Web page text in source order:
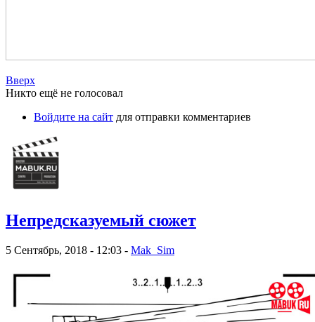
Вверх
Никто ещё не голосовал
Войдите на сайт для отправки комментариев
Непредсказуемый сюжет
5 Сентябрь, 2018 - 12:03 - Mak_Sim